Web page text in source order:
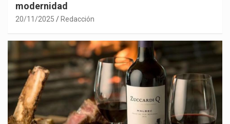
modernidad
20/11/2025 Redacción